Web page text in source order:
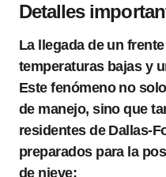
Detalles
La llegada de un
temperaturas bajas y
Este fenómeno no
de manejo, sino que
residentes de Dallas-
preparados para la
de nieve: